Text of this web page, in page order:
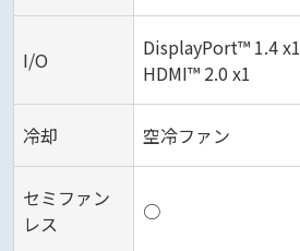
I/O
DisplayPort™ 1.4 x1
HDMI™ 2.0 x1
冷却 空冷ファン
セミファン
レス
○